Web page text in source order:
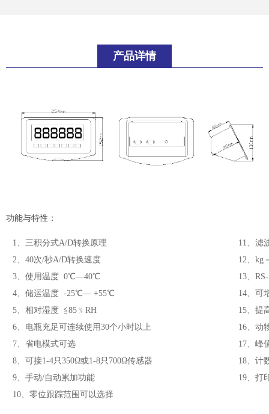
产品详情
功能与特性：
1、三积分式A/D转换原理
2、40次/秒A/D转换速度
3、使用温度 0℃—40℃
4、储运温度 -25℃— +55℃
5、相对湿度 ≦85﹪RH
6、电瓶充足可连续使用30个小时以上
7、省电模式可选
8、可接1-4只350Ω或1-8只700Ω传感器
9、手动/自动累加功能
10、零位跟踪范围可以选择
11、滤
12、kg
13、
14、可
15、提
16、动
17、峰
18、计
19、打